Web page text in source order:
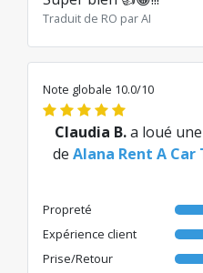
Traduit de RO par AI
Note globale 10.0/10
Claudia B.a loué une
de Alana Rent A
Propreté
Expérience client
Prise/Retour